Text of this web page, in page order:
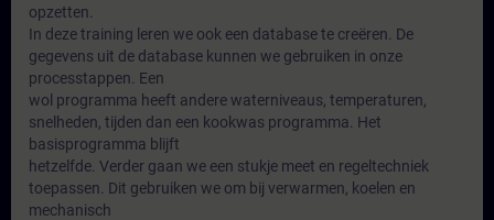
opzetten.
In deze training leren we ook een database te creëren. De
gegevens uit de database kunnen we gebruiken in onze
processtappen. Een
wol programma heeft andere waterniveaus, temperaturen,
snelheden, tijden dan een kookwas programma. Het
basisprogramma blijft
hetzelfde. Verder gaan we een stukje meet en regeltechniek
toepassen. Dit gebruiken we om bij verwarmen, koelen en
mechanisch